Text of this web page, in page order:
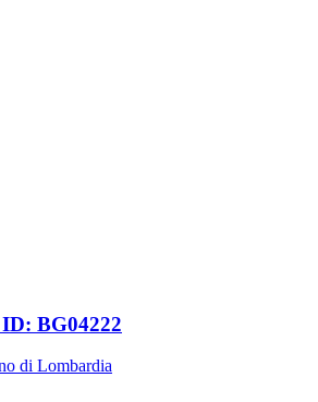
BG04222
di Lombardia